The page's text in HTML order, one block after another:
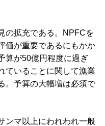
の拡充である。NPFCを
価が重要であるにもかか
算が50億円程度に過ぎ
ていることに関して漁業
。予算の大幅増は必須で
ンマ以上にわれわれ一般